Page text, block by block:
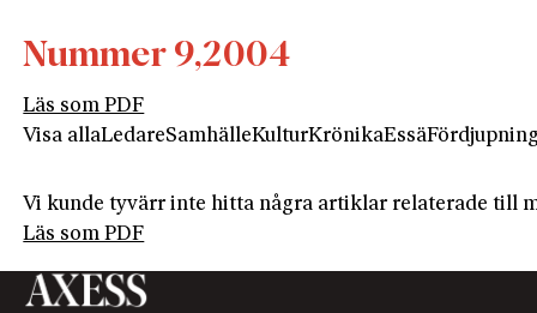
Nummer 9,2004
Läs som PDF
Visa allaLedareSamhälleKulturKrönikaEssä
Vi kunde tyvärr inte hitta några artiklar relaterade till
Läs som PDF